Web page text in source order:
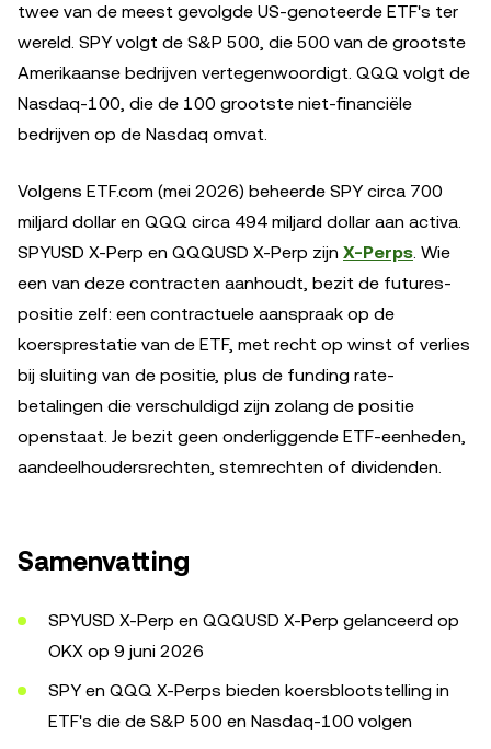
twee van de meest gevolgde US-genoteerde ETF's ter
wereld. SPY volgt de S&P 500, die 500 van de grootste
Amerikaanse bedrijven vertegenwoordigt. QQQ volgt de
Nasdaq-100, die de 100 grootste niet-financiële
bedrijven op de Nasdaq omvat.
Volgens ETF.com (mei 2026) beheerde SPY circa 700
miljard dollar en QQQ circa 494 miljard dollar aan activa.
SPYUSD X-Perp en QQQUSD X-Perp zijn X-Perps. Wie
een van deze contracten aanhoudt, bezit de futures-
positie zelf: een contractuele aanspraak op de
koersprestatie van de ETF, met recht op winst of verlies
bij sluiting van de positie, plus de funding rate-
betalingen die verschuldigd zijn zolang de positie
openstaat. Je bezit geen onderliggende ETF-eenheden,
aandeelhoudersrechten, stemrechten of dividenden.
Samenvatting
SPYUSD X-Perp en QQQUSD X-Perp gelanceerd op
OKX op 9 juni 2026
SPY en QQQ X-Perps bieden koersblootstelling in
ETF's die de S&P 500 en Nasdaq-100 volgen